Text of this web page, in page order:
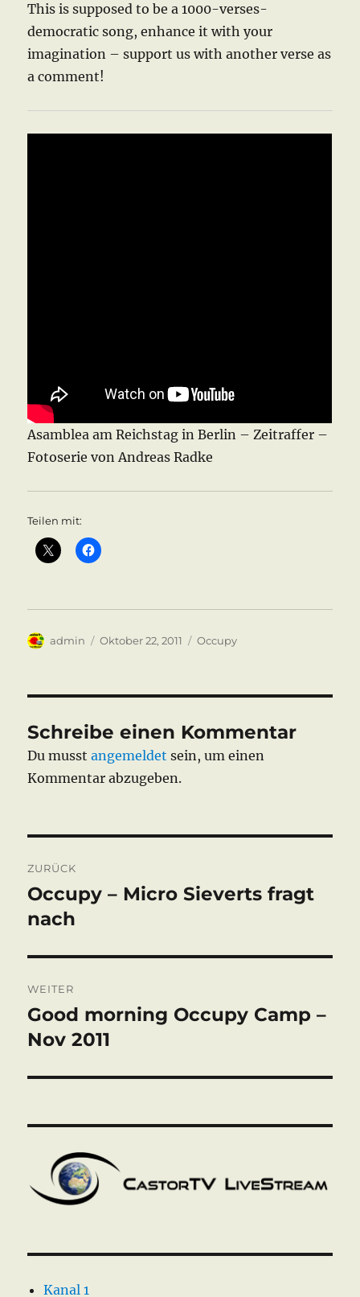
This is supposed to be a 1000-verses-
democratic song, enhance it with your
imagination – support us with another verse as
a comment!
Asamblea am Reichstag in Berlin – Zeitraffer –
Fotoserie von Andreas Radke
Teilen mit:
Autor
admin
Veröffentlicht
Oktober 22, 2011 Kategorien
Occupy
Schreibe einen Kommentar
Du musstangemeldet sein, um einen
Kommentar abzugeben.
ZURÜCK
Vorheriger
Beitrag:
Occupy – Micro Sieverts fragt
nach
WEITER
Nächster
Beitrag:
Good morning Occupy Camp –
Nov 2011
Kanal 1